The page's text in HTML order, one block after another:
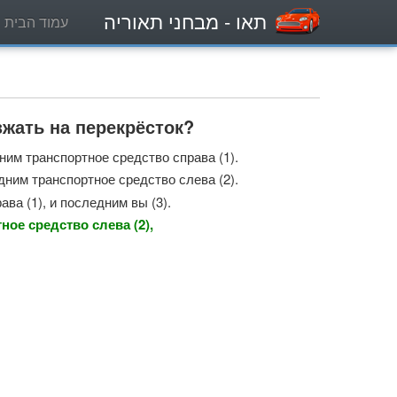
תאו - מבחני תאוריה עמוד הבית
на перекрёсток?
транспортное средство справа (1).
транспортное средство слева (2).
(1), и последним вы (3).
средство слева (2),